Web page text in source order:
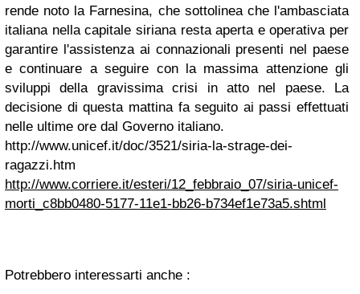
rende noto la Farnesina, che sottolinea che l'ambasciata
italiana nella capitale siriana resta aperta e operativa per
garantire l'assistenza ai connazionali presenti nel paese
e continuare a seguire con la massima attenzione gli
sviluppi della gravissima crisi in atto nel paese. La
decisione di questa mattina fa seguito ai passi effettuati
nelle ultime ore dal Governo italiano.
http://www.unicef.it/doc/3521/siria-la-strage-dei-
ragazzi.htm
http://www.corriere.it/esteri/12_febbraio_07/siria-unicef-
morti_c8bb0480-5177-11e1-bb26-b734ef1e73a5.shtml
Potrebbero interessarti anche :